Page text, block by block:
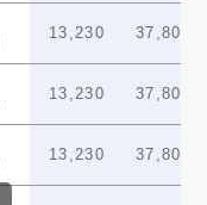
13,230 37,800
13,230 37,800
13,230 37,800